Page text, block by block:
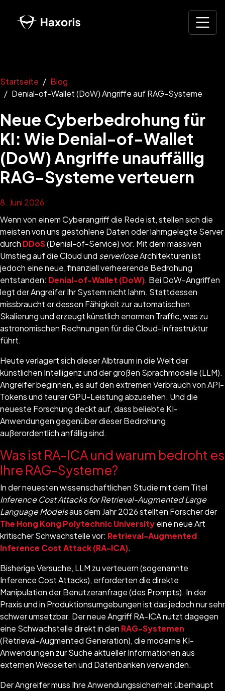
Startseite
Blog
Denial-of-Wallet (DoW) Angriffe auf RAG-Systeme
Neue Cyberbedrohung für
KI: Wie Denial-of-Wallet
(DoW) Angriffe unauffällig
RAG-Systeme verteuern
8. Juni 2026
Wenn von einem Cyberangriff die Rede ist, stellen sich die
meisten von uns gestohlene Daten oder lahmgelegte Server
durch DDoS(Denial-of-Service) vor. Mit dem massiven
Umstieg auf die Cloud und serverloseArchitekturen ist
jedoch eine neue, finanziell verheerende Bedrohung
entstanden: Denial-of-Wallet (DoW). Bei DoW-Angriffen
legt der Angreifer Ihr System nicht lahm. Stattdessen
missbraucht er dessen Fähigkeit zur automatischen
Skalierung und erzeugt künstlich enormen Traffic, was zu
astronomischen Rechnungen für die Cloud-Infrastruktur
führt.
Heute verlagert sich dieser Albtraum in die Welt der
künstlichen Intelligenz und der großen Sprachmodelle (LLM).
Angreifer beginnen, es auf den extremen Verbrauch von API-
Tokens und teurer GPU-Leistung abzusehen. Und die
neueste Forschung deckt auf, dass beliebte KI-
Anwendungen gegenüber dieser Bedrohung
außerordentlich anfällig sind.
Was ist RA-ICA und warum bedroht es
Ihre RAG-Systeme?
In der neuesten wissenschaftlichen Studie mit dem Titel
Inference Cost Attacks for Retrieval-Augmented Large
Language Modelsaus dem Jahr 2026 stellten Forscher der
The Hong Kong Polytechnic Universityeine neue Art
kritischer Schwachstelle vor: Retrieval-Augmented
Inference Cost Attack (RA-ICA).
Bisherige Versuche, LLM zu verteuern (sogenannte
Inference Cost Attacks), erforderten die direkte
Manipulation der Benutzeranfrage (des Prompts). In der
Praxis und in Produktionsumgebungen ist das jedoch nur sehr
schwer umsetzbar. Der neue Angriff RA-ICA nutzt dagegen
eine Schwachstelle direkt in den RAG-Systemen
(Retrieval-Augmented Generation), die moderne KI-
Anwendungen zur Suche aktueller Informationen aus
externen Webseiten und Datenbanken verwenden.
Der Angreifer muss Ihre Anwendungssicherheit überhaupt